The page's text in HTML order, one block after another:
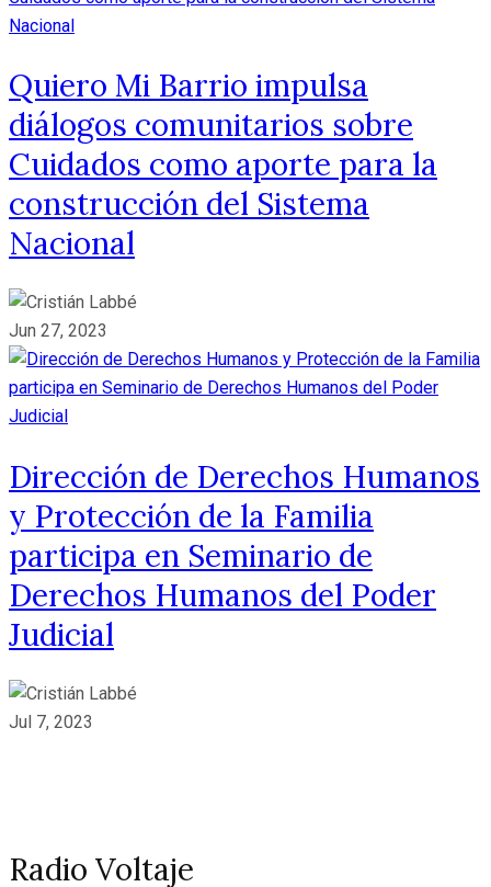
Quiero Mi Barrio impulsa
diálogos comunitarios sobre
Cuidados como aporte para la
construcción del Sistema
Nacional
Jun 27, 2023
Dirección de Derechos Humanos
y Protección de la Familia
participa en Seminario de
Derechos Humanos del Poder
Judicial
Jul 7, 2023
Radio Voltaje